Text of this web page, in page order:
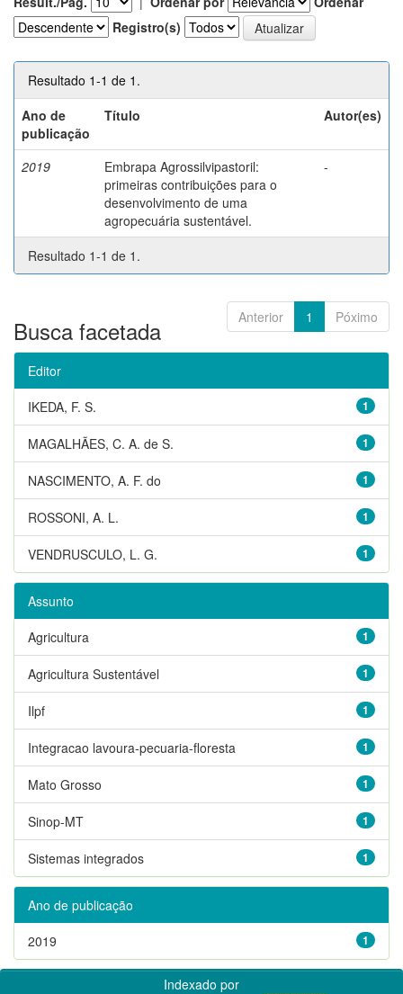
Registro(s)
Resultado 1-1 de 1.
Ano de
publicação
Título Autor(es)
2019
Embrapa Agrossilvipastoril:
primeiras contribuições para o
desenvolvimento de uma
agropecuária sustentável.
-
Resultado 1-1 de 1.
Anterior 1 Póximo
Busca facetada
Editor
1
IKEDA, F. S.
1
MAGALHÃES, C. A. de S.
1
NASCIMENTO, A. F. do
1
ROSSONI, A. L.
1
VENDRUSCULO, L. G.
Assunto
1
Agricultura
1
Agricultura Sustentável
1
Ilpf
1
Integracao lavoura-pecuaria-floresta
1
Mato Grosso
1
Sinop-MT
1
Sistemas integrados
Ano de publicação
1
2019
Indexado por